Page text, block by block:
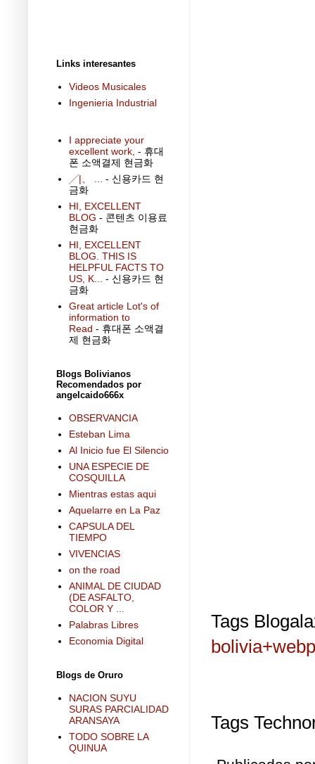
Tags
Tags
Links interesantes
Videos Musicales
Ingenieria Industrial
I appreciate your
excellent work, - 휴대
폰 소액결제 현금화
╱|、 ...
- 신용카드 현
금화
HI, EXCELLENT
BLOG - 콘텐츠 이용료
현금화
HI, EXCELLENT
BLOG. THIS IS
HELPFUL FACTS TO
US, K...
- 신용카드 현
금화
Great article Lot's of
information to
Read - 휴대폰 소액결
제 현금화
Blogs Bolivianos
Recomendados por
angelcaido666x
OBSERVANCIA
Esteban Lima
Al Inicio fue El Silencio
UNA ESPECIE DE
COSQUILLA
Mientras estas aqui
Aquelarre en La Paz
CAPSULA DEL
TIEMPO
VIVENCIAS
on the road
ANIMAL DE CIUDAD
(DE ASFALTO,
COLOR Y ...
Palabras Libres
Economia Digital
Blogs de Oruro
NACION SUYU
SURAS PARCIALIDAD
ARANSAYA
TODO SOBRE LA
QUINUA